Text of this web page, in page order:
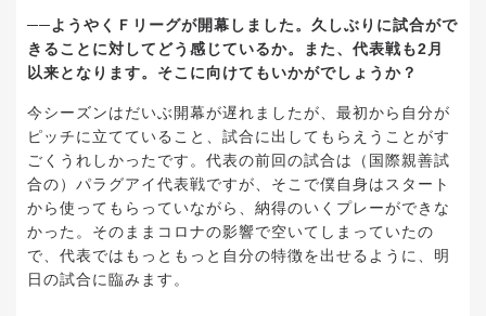
──ようやくＦリーグが開幕しました。久しぶりに試合がで
きることに対してどう感じているか。また、代表戦も2月
以来となります。そこに向けてもいかがでしょうか？
今シーズンはだいぶ開幕が遅れましたが、最初から自分が
ピッチに立てていること、試合に出してもらえうことがす
ごくうれしかったです。代表の前回の試合は（国際親善試
合の）パラグアイ代表戦ですが、そこで僕自身はスタート
から使ってもらっていながら、納得のいくプレーができな
かった。そのままコロナの影響で空いてしまっていたの
で、代表ではもっともっと自分の特徴を出せるように、明
日の試合に臨みます。